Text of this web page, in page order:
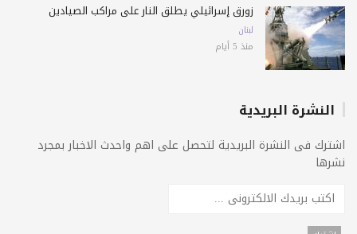
زورق إسرائيلي يطلق النار على مراكب الصيادين
لبنان
منذ 5 أيام
النشرة البريدية
اشترك فى النشرة البريدية لتحصل على اهم واحدث الاخبار بمجرد
نشرها